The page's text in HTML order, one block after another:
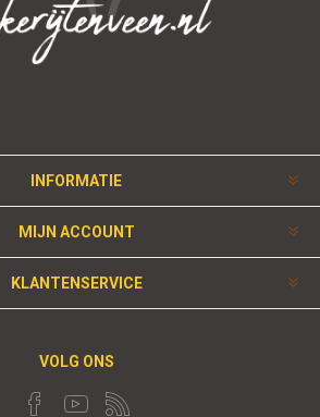
INFORMATIE
MIJN ACCOUNT
KLANTENSERVICE
VOLG ONS